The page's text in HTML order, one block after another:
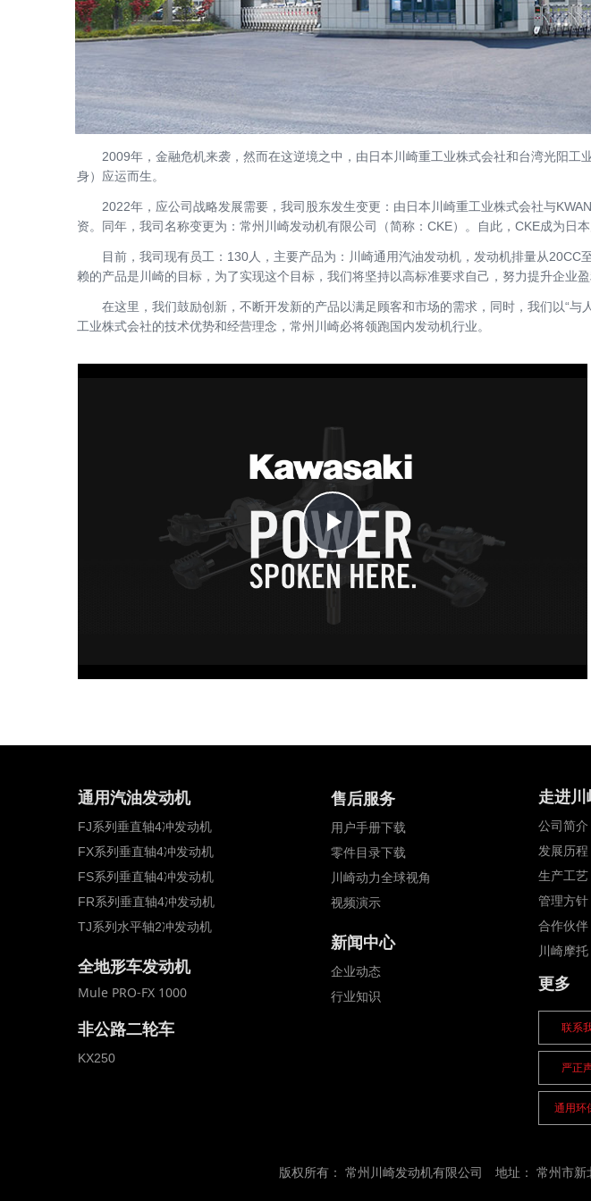
2009年，金融危机来袭，然而在这逆境之中，由日本川崎重工业株式会社和台湾光阳工
身）应运而生。
2022年，应公司战略发展需要，我司股东发生变更：由日本川崎重工业株式会社与
资。同年，我司名称变更为：常州川崎发动机有限公司（简称：CKE）。自此，CKE成为日
目前，我司现有员工：130人，主要产品为：川崎通用汽油发动机，发动机排量从20CC
赖的产品是川崎的目标，为了实现这个目标，我们将坚持以高标准要求自己，努力提升企业
在这里，我们鼓励创新，不断开发新的产品以满足顾客和市场的需求，同时，我们以“与
工业株式会社的技术优势和经营理念，常州川崎必将领跑国内发动机行业。
Play
Video
售后服务
用户手册下载
零件目录下载
川崎动力全球视角
视频演示
新闻中心
企业动态
行业知识
通用汽油发动机
FJ系列垂直轴4冲发动机
FX系列垂直轴4冲发动机
FS系列垂直轴4冲发动机
FR系列垂直轴4冲发动机
TJ系列水平轴2冲发动机
全地形车发动机
Mule PRO-FX 1000
非公路二轮车
KX250
版权所有： 常州川崎发动机有限公司 地址： 常州市新
走进川
公司简介
发展历程
生产工艺
管理方针
合作伙伴
川崎摩托
更多
联系
严正
通用环